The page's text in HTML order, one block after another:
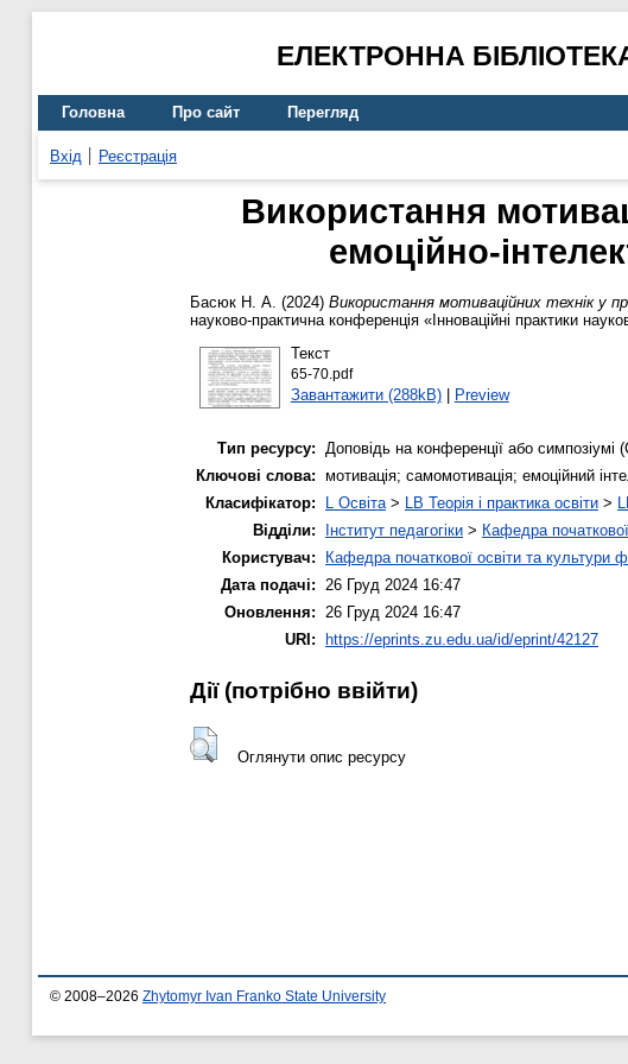
ЕЛЕКТРОННА
Головна Про сайт Перегляд
Вхід Реєстрація
Використання
емоційно-
Басюк Н. А. (2024) Використання мотиваційних технік у
науково-практична конференція «Інноваційні практики
Текст
65-70.pdf
Завантажити (288kB)| Preview
Тип ресурсу: Доповідь на конференції або симпозіумі
Ключові слова: мотивація; самомотивація; емоційний
Класифікатор:
L Освіта> LB Теорія і практика освіти >
Відділи:
Інститут педагогіки > Кафедра
Користувач:
Кафедра початкової освіти та культури
Дата подачі: 26 Груд 2024 16:47
Оновлення: 26 Груд 2024 16:47
URI:
https://eprints.zu.edu.ua/id/eprint/42127
Дії ​​(потрібно ввійти)
Оглянути опис ресурсу
© 2008–2026 Zhytomyr Ivan Franko State University